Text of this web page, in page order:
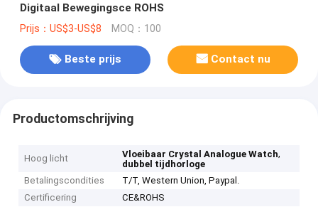
Digitaal Bewegingsce ROHS
Prijs：US$3-US$8 MOQ：100
Beste prijs Contact nu
Productomschrijving
Hoog licht Vloeibaar Crystal Analogue Watch,
dubbel tijdhorloge
Betalingscondities
T/T, Western Union, Paypal.
Certificering
CE&ROHS